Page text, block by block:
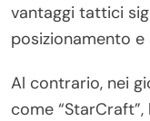
vantaggi tattici
posizionamento
Al contrario, nei
come